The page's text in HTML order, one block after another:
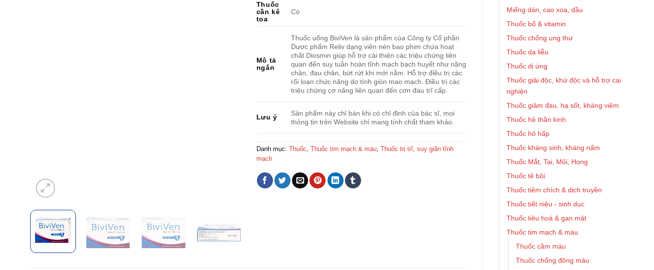
Miếng dán, cao xoa, dầu
Thuốc bổ & vitamin
Thuốc chống ung thư
Thuốc da liễu
Thuốc dị ứng
Thuốc giải độc, khử độc và hỗ trợ cai
nghiện
Thuốc giảm đau, hạ sốt, kháng viêm
Thuốc hệ thần kinh
Thuốc hô hấp
Thuốc kháng sinh, kháng nấm
Thuốc Mắt, Tai, Mũi, Họng
Thuốc tê bôi
Thuốc tiêm chích & dịch truyền
Thuốc tiết niệu - sinh dục
Thuốc tiêu hoá & gan mật
Thuốc tim mạch & máu
Thuốc cầm máu
Thuốc chống đông máu
Thuốc
cần kê
toa
Có
Mô tả
ngắn
Thuốc uống BiviVen là sản phẩm của Công ty Cổ phần
Dược phẩm Reliv dạng viên nén bao phim chứa hoạt
chất Diosmin giúp hỗ trợ cải thiện các triệu chứng liên
quan đến suy tuần hoàn tĩnh mạch bạch huyết như nặng
chân, đau chân, bứt rứt khi mới nằm. Hỗ trợ điều trị các
rối loạn chức năng do tính giòn mao mạch. Điều trị các
triệu chứng cơ năng liên quan đến cơn đau trĩ cấp.
Lưu ý
Sản phẩm này chỉ bán khi có chỉ định của bác sĩ, mọi
thông tin trên Website chỉ mang tính chất tham khảo.
Danh mục: Thuốc, Thuốc tim mạch & máu, Thuốc trị trĩ, suy giãn tĩnh
mạch